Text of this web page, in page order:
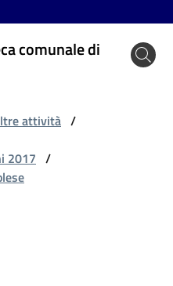
comunale di
attività /
2017 /